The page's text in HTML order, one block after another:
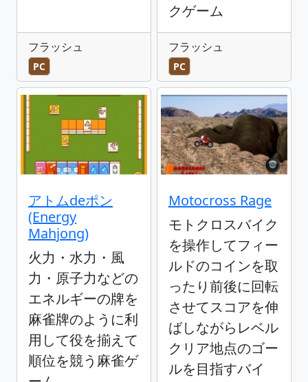
フラッシュ
PC
クゲーム
フラッシュ
PC
アトムdeポン
(Energy
Mahjong)
火力・水力・風
力・原子力などの
エネルギーの牌を
麻雀牌のように利
用して役を揃えて
順位を競う麻雀ゲ
Motocross Rage
モトクロスバイク
を操作してフィー
ルドのコインを取
ったり前後に回転
させてスコアを伸
ばしながらレベル
クリア地点のゴー
ルを目指すバイ